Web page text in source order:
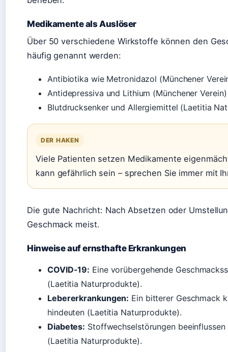
Medikamente als Auslöser
Über 50 verschiedene Wirkstoffe können den
häufig genannt werden:
Antibiotika wie Metronidazol (Münchener
Antidepressiva und Lithium (Münchener Verein)
Blutdrucksenker und Allergiemittel (Laetitia
DER HAKEN
Viele Patienten setzen Medikamente
kann gefährlich sein – sprechen Sie immer mit
Die gute Nachricht: Nach Absetzen oder
Geschmack meist.
Hinweise auf ernsthafte Erkrankungen
COVID-19: Eine vorübergehende
(Laetitia Naturprodukte).
Lebererkrankungen: Ein bitterer Geschmack
hindeuten (Laetitia Naturprodukte).
Diabetes: Stoffwechselstörungen
(Laetitia Naturprodukte).